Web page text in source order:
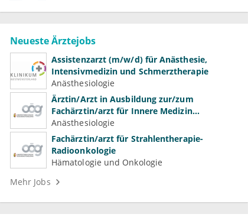
Neueste Ärztejobs
Assistenzarzt (m/w/d) für Anästhesie,
Intensivmedizin und Schmerztherapie
Anästhesiologie
Ärztin/Arzt in Ausbildung zur/zum
Fachärztin/arzt für Innere Medizin
(Kardiologie, Nephrologie, Intensivmedizin)
Anästhesiologie
Fachärztin/arzt für Strahlentherapie-
Radioonkologie
Hämatologie und Onkologie
Mehr Jobs